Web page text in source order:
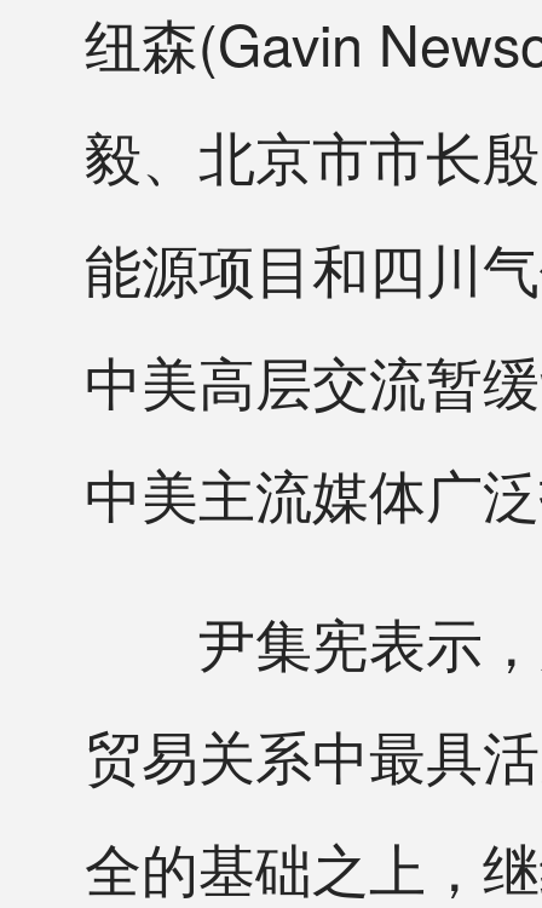
纽森(Gavin
毅、北京市市长
能源项目和四川
中美高层交流暂
中美主流媒体广
尹集宪表示，
贸易关系中最具
全的基础之上，